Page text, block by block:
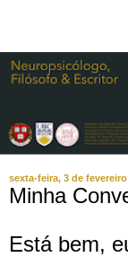
sexta-feira, 3 de fevereiro
Minha
Está bem,